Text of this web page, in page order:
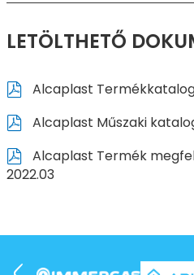
LETÖLTHETŐ
Alcaplast
Alcaplast Műszaki
Alcaplast Termék
2022.03